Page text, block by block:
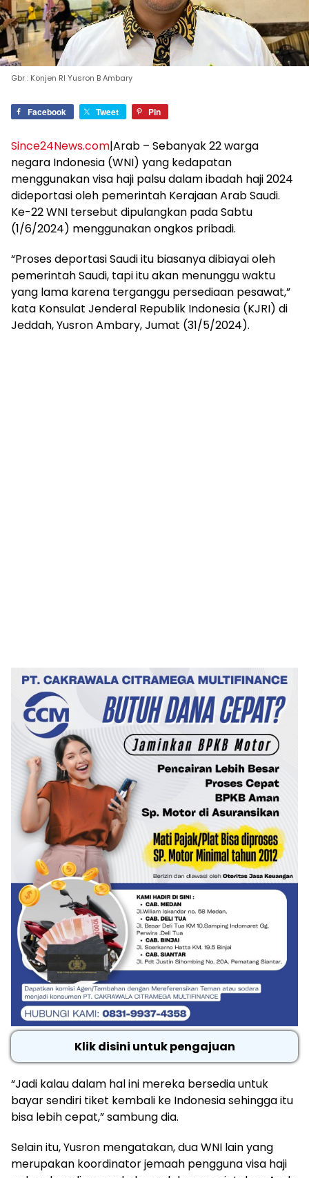
Gbr : Konjen RI Yusron B Ambary
Facebook Tweet Pin
Since24News.com|Arab – Sebanyak 22 warga
negara Indonesia (WNI) yang kedapatan
menggunakan visa haji palsu dalam ibadah haji 2024
dideportasi oleh pemerintah Kerajaan Arab Saudi.
Ke-22 WNI tersebut dipulangkan pada Sabtu
(1/6/2024) menggunakan ongkos pribadi.
“Proses deportasi Saudi itu biasanya dibiayai oleh
pemerintah Saudi, tapi itu akan menunggu waktu
yang lama karena terganggu persediaan pesawat,”
kata Konsulat Jenderal Republik Indonesia (KJRI) di
Jeddah, Yusron Ambary, Jumat (31/5/2024).
Klik disini untuk pengajuan
“Jadi kalau dalam hal ini mereka bersedia untuk
bayar sendiri tiket kembali ke Indonesia sehingga itu
bisa lebih cepat,” sambung dia.
Selain itu, Yusron mengatakan, dua WNI lain yang
merupakan koordinator jemaah pengguna visa haji